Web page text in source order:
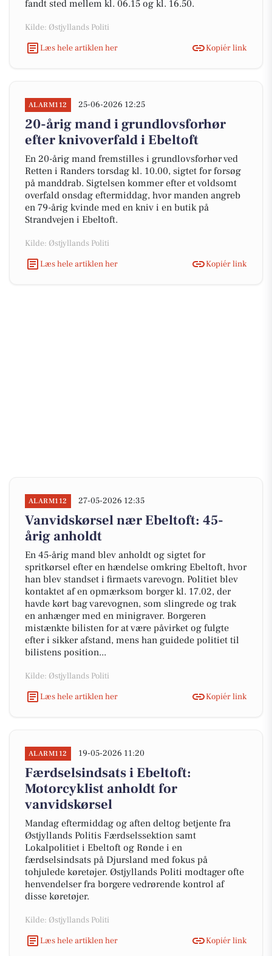
fandt sted mellem kl. 06.15 og kl. 16.50.
Kilde: Østjyllands Politi
Læs hele artiklen her
Kopiér link
ALARM112 25-06-2026 12:25
20-årig mand i grundlovsforhør
efter knivoverfald i Ebeltoft
En 20-årig mand fremstilles i grundlovsforhør ved
Retten i Randers torsdag kl. 10.00, sigtet for forsøg
på manddrab. Sigtelsen kommer efter et voldsomt
overfald onsdag eftermiddag, hvor manden angreb
en 79-årig kvinde med en kniv i en butik på
Strandvejen i Ebeltoft.
Kilde: Østjyllands Politi
Læs hele artiklen her
Kopiér link
ALARM112 27-05-2026 12:35
Vanvidskørsel nær Ebeltoft: 45-
årig anholdt
En 45-årig mand blev anholdt og sigtet for
spritkørsel efter en hændelse omkring Ebeltoft, hvor
han blev standset i firmaets varevogn. Politiet blev
kontaktet af en opmærksom borger kl. 17.02, der
havde kørt bag varevognen, som slingrede og trak
en anhænger med en minigraver. Borgeren
mistænkte bilisten for at være påvirket og fulgte
efter i sikker afstand, mens han guidede politiet til
bilistens position...
Kilde: Østjyllands Politi
Læs hele artiklen her
Kopiér link
ALARM112 19-05-2026 11:20
Færdselsindsats i Ebeltoft:
Motorcyklist anholdt for
vanvidskørsel
Mandag eftermiddag og aften deltog betjente fra
Østjyllands Politis Færdselssektion samt
Lokalpolitiet i Ebeltoft og Rønde i en
færdselsindsats på Djursland med fokus på
tohjulede køretøjer. Østjyllands Politi modtager ofte
henvendelser fra borgere vedrørende kontrol af
disse køretøjer.
Kilde: Østjyllands Politi
Læs hele artiklen her
Kopiér link